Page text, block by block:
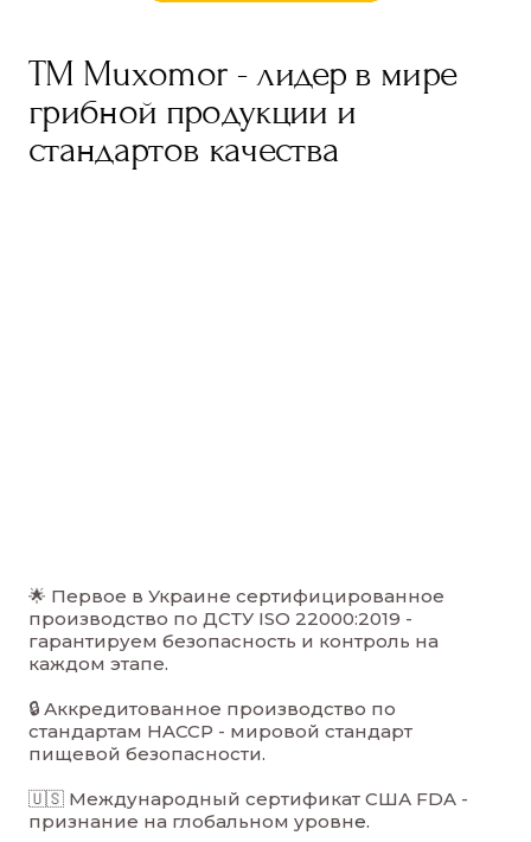
TM Muxomor - лидер в мире
грибной продукции и
стандартов качества
🌟 Первое в Украине сертифицированное
производство по ДСТУ ISO 22000:2019 -
гарантируем безопасность и контроль на
каждом этапе.
🔒 Аккредитованное производство по
стандартам HACCP - мировой стандарт
пищевой безопасности.
🇺🇸 Международный сертификат США FDA -
признание на глобальном уровне.